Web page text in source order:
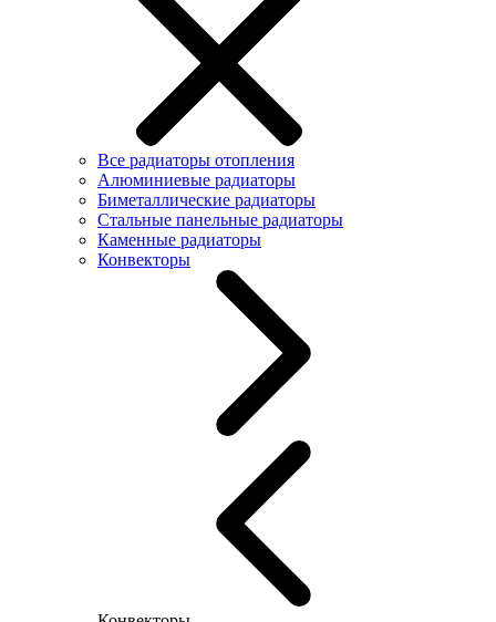
Все радиаторы отопления
Алюминиевые радиаторы
Биметаллические радиаторы
Стальные панельные радиаторы
Каменные радиаторы
Конвекторы